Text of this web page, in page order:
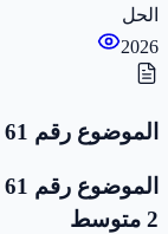
الحل
2026
الموضوع رقم 61
2 متوسط